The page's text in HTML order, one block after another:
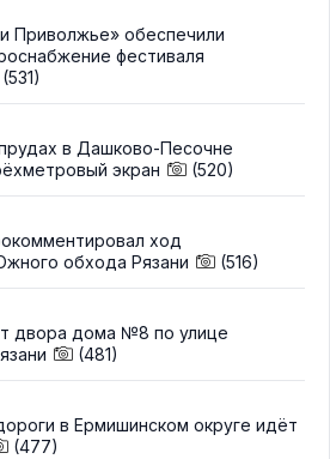
Приволжье» обеспечили
фестиваля
(531)
в Дашково-Песочне
экран
(520)
ход
обхода Рязани
(516)
двора дома №8 по улице
(481)
в Ермишинском округе идёт
(477)